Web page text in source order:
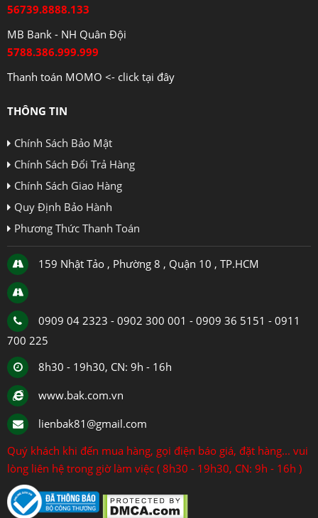
56739.8888.133
MB Bank - NH Quân Đội
5788.386.999.999
Thanh toán MOMO <- click tại đây
THÔNG TIN
Chính Sách Bảo Mật
Chính Sách Đổi Trả Hàng
Chính Sách Giao Hàng
Quy Định Bảo Hành
Phương Thức Thanh Toán
159 Nhật Tảo , Phường 8 , Quận 10 , TP.HCM
0909 04 2323 - 0902 300 001 - 0909 36 5151 - 0911
700 225
8h30 - 19h30, CN: 9h - 16h
www.bak.com.vn
lienbak81@gmail.com
Quý khách khi đến mua hàng, gọi điện báo giá, đặt hàng... vui
lòng liên hệ trong giờ làm việc ( 8h30 - 19h30, CN: 9h - 16h )